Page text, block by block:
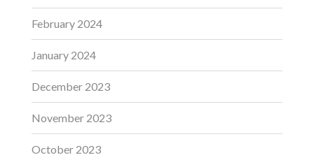
February 2024
January 2024
December 2023
November 2023
October 2023